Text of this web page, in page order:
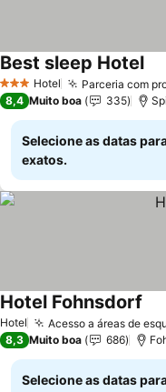
3 EstrelasHotel Parceria com
Best sleep Hotel
8,4 Muito boa 335
Selecione as datas
exatos.
Hotel Acesso a áreas de
Hotel Fohnsdorf
8,3 Muito boa 686
Selecione as datas